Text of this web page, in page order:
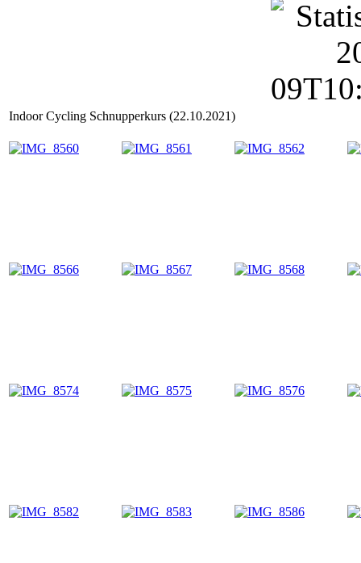
Indoor Cycling Schnupperkurs (22.10.2021)